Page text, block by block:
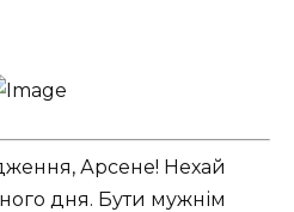
Арсене! Нехай
дня. Бути мужнім